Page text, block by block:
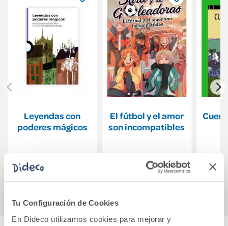
Tu Configuración de Cookies
En Dideco utilizamos cookies para mejorar y
Leyendas con
poderes mágicos
11,85€
El fútbol y el amor
son incompatibles
14,94€
Comprar